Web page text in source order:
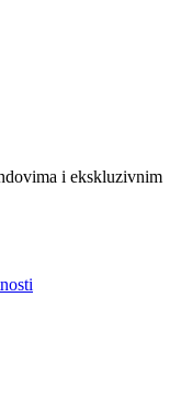
i ekskluzivnim